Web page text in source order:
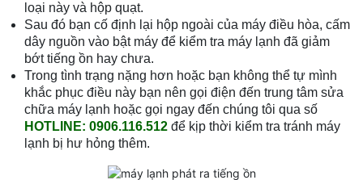
loại này và hộp quạt.
Sau đó bạn cố định lại hộp ngoài của máy điều hòa, cấm
dây nguồn vào bật máy để kiểm tra máy lạnh đã giảm
bớt tiếng ồn hay chưa.
Trong tình trạng nặng hơn hoặc bạn không thể tự mình
khắc phục điều này bạn nên gọi điện đến trung tâm sửa
chữa máy lạnh hoặc gọi ngay đến chúng tôi qua số
HOTLINE: 0906.116.512 để kịp thời kiểm tra tránh máy
lạnh bị hư hỏng thêm.